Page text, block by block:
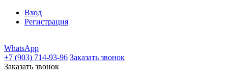
Вход
Регистрация
WhatsApp
+7 (903) 714-93-96 Заказать звонок
Заказать звонок